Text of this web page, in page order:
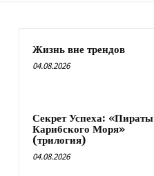
Жизнь вне трендов
04.08.2026
Секрет Успеха: «Пираты
Карибского Моря»
(трилогия)
04.08.2026